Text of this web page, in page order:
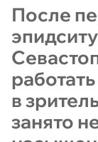
После
в
занято